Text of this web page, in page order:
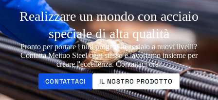
Realizzare un mondo con acciaio
speciale di alta qualità
Pronto per portare i tuoi progetti in acciaio a nuovi livelli?
Contatta Meituo Steel oggi stesso e lavoriamo insieme per
creare l'eccellenza. Contattaci ora!
CONTATTACI IL NOSTRO PRODOTTO